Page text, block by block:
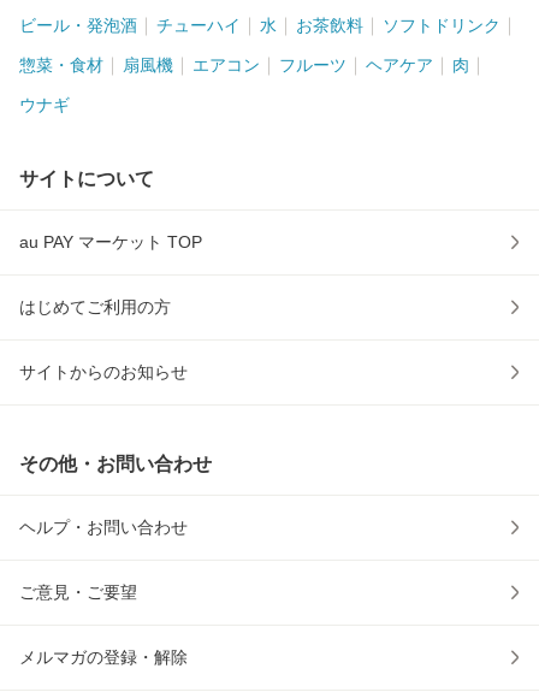
ビール・発泡酒 チューハイ 水 お茶飲料 ソフトドリンク
惣菜・食材 扇風機 エアコン フルーツ ヘアケア 肉
ウナギ
サイトについて
au PAY マーケット TOP
はじめてご利用の方
サイトからのお知らせ
その他・お問い合わせ
ヘルプ・お問い合わせ
ご意見・ご要望
メルマガの登録・解除